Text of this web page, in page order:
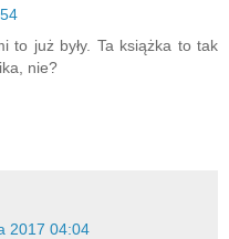
to już były. Ta książka to tak
nie?
2017 04:04